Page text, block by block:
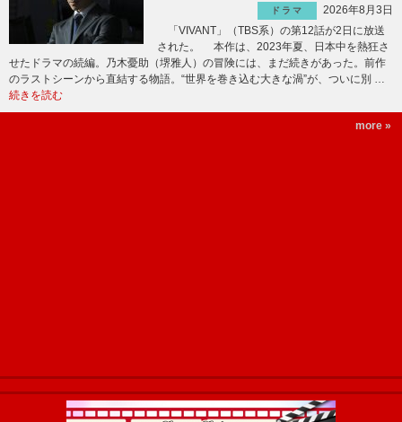
ドラマ
2026年8月3日
「VIVANT」（TBS系）の第12話が2日に放送
された。 本作は、2023年夏、日本中を熱狂さ
せたドラマの続編。乃木憂助（堺雅人）の冒険には、まだ続きがあった。前作
のラストシーンから直結する物語。“世界を巻き込む大きな渦”が、ついに別 …
続きを読む
more »